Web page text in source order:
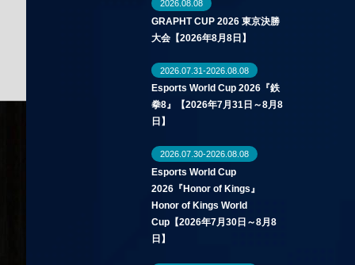
2026.08.08
GRAPHT CUP 2026 東京決勝
大会【2026年8月8日】
2026.07.31-2026.08.08
Esports World Cup 2026『鉄
拳8』【2026年7月31日～8月8
日】
2026.07.30-2026.08.08
Esports World Cup
2026『Honor of Kings』
Honor of Kings World
Cup【2026年7月30日～8月8
日】